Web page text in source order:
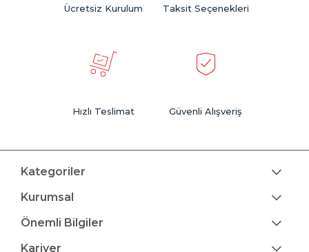
Ücretsiz Kurulum Taksit Seçenekleri
Hızlı Teslimat Güvenli Alışveriş
Kategoriler
Kurumsal
Önemli Bilgiler
Kariyer